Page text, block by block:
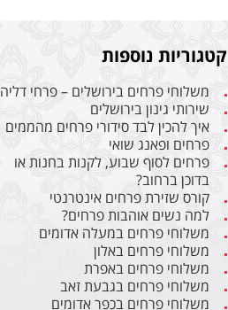
קטגוריות נוספות
משלוחי פרחים בירושלים – פרחי דליה
שירותי גינון בירושלים
איך להכין לבד סידורי פרחים מהממים
פרחים ופאנג שואי
פרחים לסוף שבוע, לקנות בחנות או
בדוכן ברחוב?
קורס שזירת פרחים אינטרנטי
למה נשים אוהבות פרחים?
משלוחי פרחים במעלה אדומים
משלוחי פרחים באלון
משלוחי פרחים באפרת
משלוחי פרחים בגבעת זאב
משלוחי פרחים בכפר אדומים